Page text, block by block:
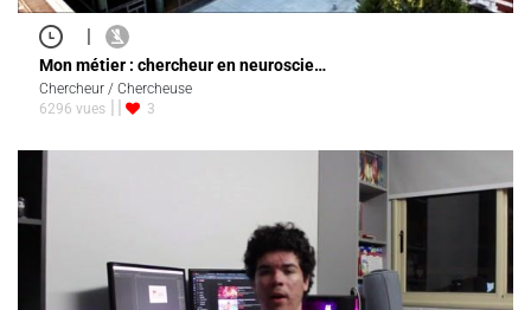
|
Mon métier : chercheur en neuroscie…
Chercheur / Chercheuse
6296 vues
3